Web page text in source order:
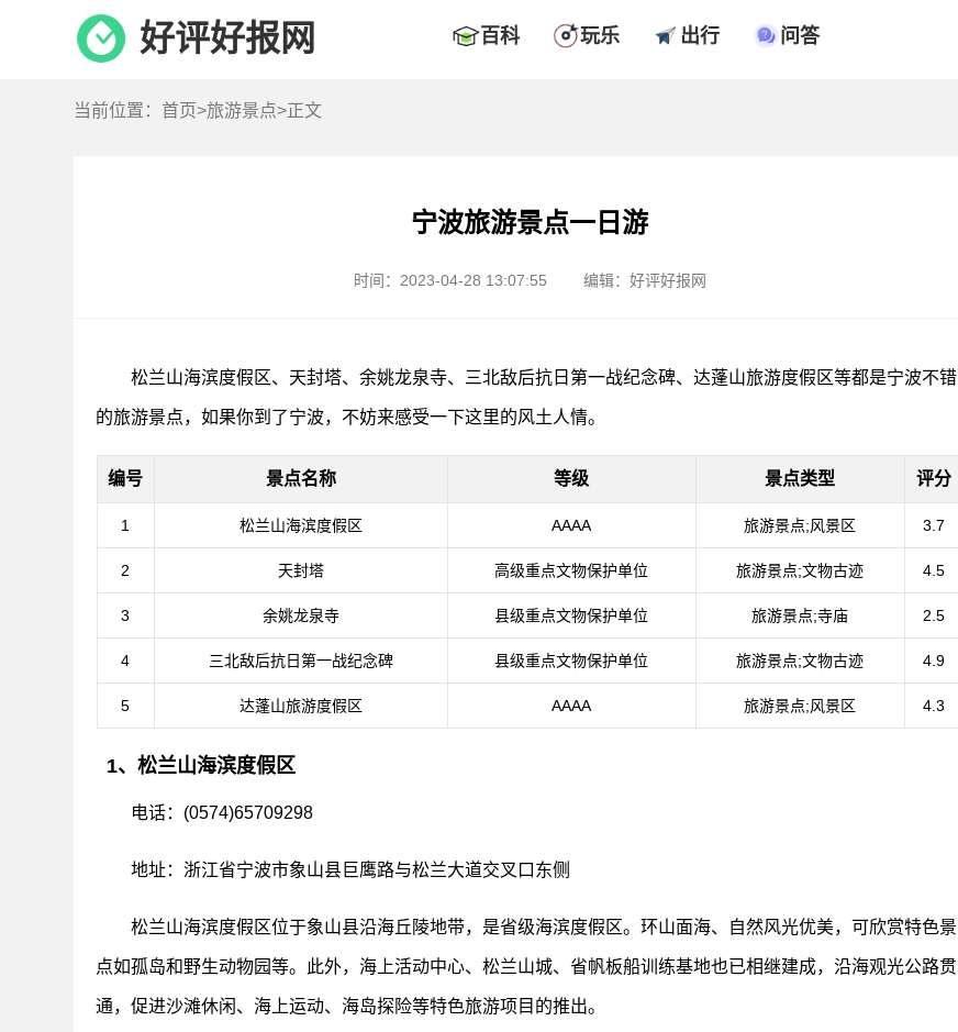
好评好报网 百科 玩乐 出行 问答
当前位置： 首页>旅游景点>正文
宁波旅游景点一日游
时间：2023-04-28 13:07:55 编辑：好评好报网
松兰山海滨度假区、天封塔、余姚龙泉寺、三北敌后抗日第一战纪念碑、达蓬山旅游度假区等都是宁波不错
的旅游景点，如果你到了宁波，不妨来感受一下这里的风土人情。
编号 景点名称 等级 景点类型 评分
1 松兰山海滨度假区 AAAA 旅游景点;风景区 3.7
2 天封塔 高级重点文物保护单位 旅游景点;文物古迹 4.5
3 余姚龙泉寺 县级重点文物保护单位 旅游景点;寺庙 2.5
4 三北敌后抗日第一战纪念碑 县级重点文物保护单位 旅游景点;文物古迹 4.9
5 达蓬山旅游度假区 AAAA 旅游景点;风景区 4.3
1、松兰山海滨度假区
电话：(0574)65709298
地址：浙江省宁波市象山县巨鹰路与松兰大道交叉口东侧
松兰山海滨度假区位于象山县沿海丘陵地带，是省级海滨度假区。环山面海、自然风光优美，可欣赏特色景
点如孤岛和野生动物园等。此外，海上活动中心、松兰山城、省帆板船训练基地也已相继建成，沿海观光公路贯
通，促进沙滩休闲、海上运动、海岛探险等特色旅游项目的推出。